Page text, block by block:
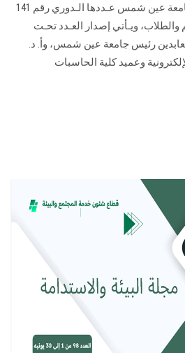
تصدر البـوابة الإلكـترونية لجامعة عين شمس عـددها الـدوري رقم 141
لنـشرة قطاع شـؤون التعـليم ‏والطلاب‎، ويـأتي إصدار العـدد تحـت
رئيس جامعة عين شمس، وأ. د.
وعميد كلية الحاسبات